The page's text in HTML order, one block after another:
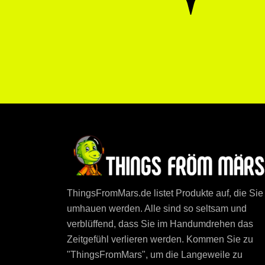
ThingsFromMars.de listet Produkte auf, die Sie
umhauen werden. Alle sind so seltsam und
verblüffend, dass Sie im Handumdrehen das
Zeitgefühl verlieren werden. Kommen Sie zu
"ThingsFromMars", um die Langeweile zu